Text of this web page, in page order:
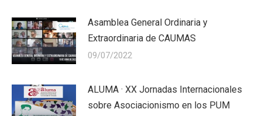
Asamblea General Ordinaria y
Extraordinaria de CAUMAS
09/07/2022
ALUMA · XX Jornadas Internacionales
sobre Asociacionismo en los PUM